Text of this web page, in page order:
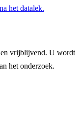
het datalek.
en vrijblijvend. U wordt
het onderzoek.